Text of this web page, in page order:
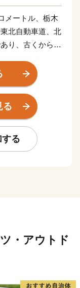
メートル、栃木
北自動車道、北
り、古くから門
に誇れる魅力あ
にやさしいま
、農業王国うつ
ています。
じ、宇都宮をも
の気持ちを込め
います。
る
る
・アウトド